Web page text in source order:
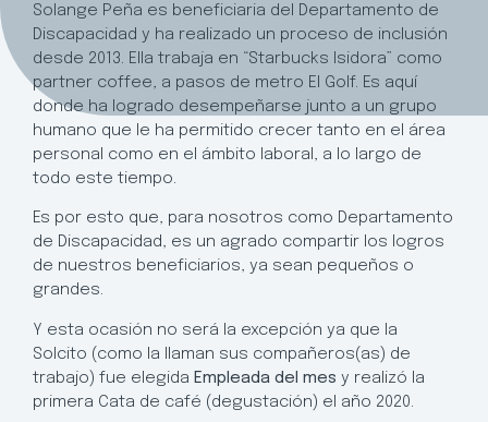
Solange Peña es beneficiaria del Departamento de
Discapacidad y ha realizado un proceso de inclusión
desde 2013. Ella trabaja en “Starbucks Isidora” como
partner coffee, a pasos de metro El Golf. Es aquí
donde ha logrado desempeñarse junto a un grupo
humano que le ha permitido crecer tanto en el área
personal como en el ámbito laboral, a lo largo de
todo este tiempo.
Es por esto que, para nosotros como Departamento
de Discapacidad, es un agrado compartir los logros
de nuestros beneficiarios, ya sean pequeños o
grandes.
Y esta ocasión no será la excepción ya que la
Solcito (como la llaman sus compañeros(as) de
trabajo) fue elegida Empleada del mes y realizó la
primera Cata de café (degustación) el año 2020.